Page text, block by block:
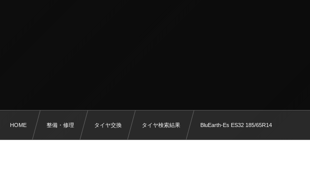
HOME 整備・修理 タイヤ交換 タイヤ検索結果 BluEarth-Es ES32 185/65R14